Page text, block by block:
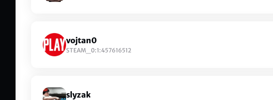
vojtan0
STEAM_0:1:457616512
slyzak